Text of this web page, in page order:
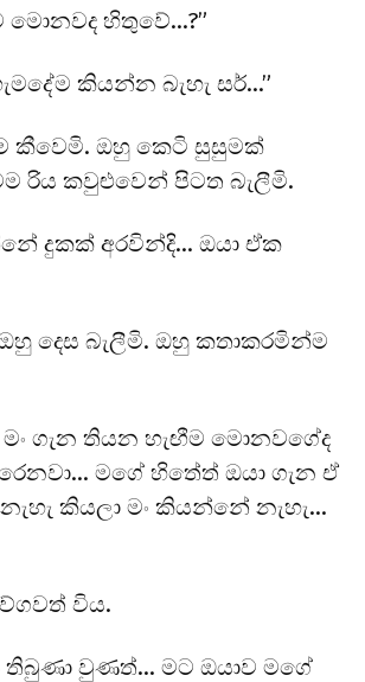
හිතුවේ…?”
කියන්න බැහැ සර්…”
කීවෙමි. ඔහු කෙටි සුසුමක්
රිය කවුළුවෙන් පිටත බැලීමි.
දුකක් අරවින්දි… ඔයා ඒක
දෙස බැලීමි. ඔහු කතාකරමින්ම
මං ගැන තියන හැඟීම මොනවගේද
මගේ හිතේත් ඔයා ගැන ඒ
කියලා මං කියන්නේ නැහැ…
විය.
තිබුණා වුණත්… මට ඔයාව මගේ